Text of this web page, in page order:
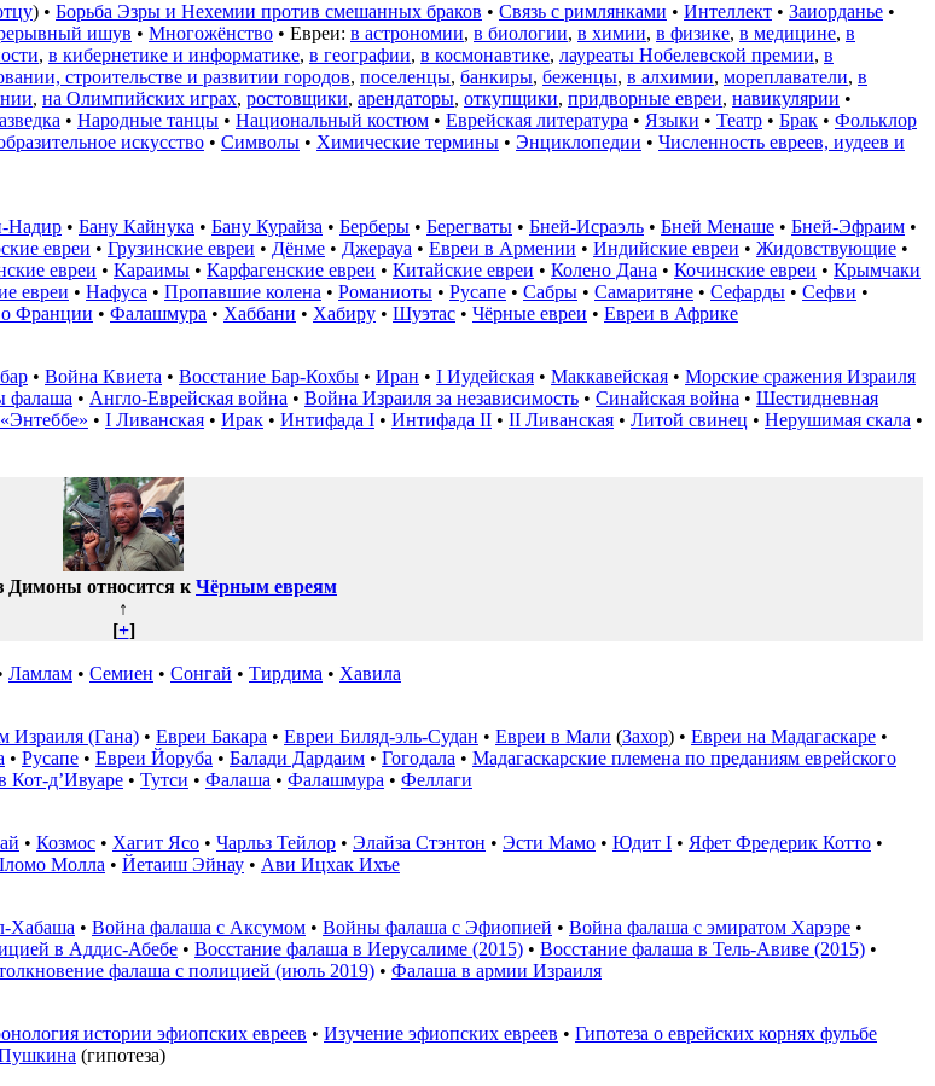
) • Борьба Эзры и Нехемии против смешанных браков • Связь с римлянками • Интеллект • Заиорданье •
ишув • Многожёнство • Евреи: в астрономии, в биологии, в химии, в физике, в медицине, в
, в кибернетике и информатике, в географии, в космонавтике, лауреаты Нобелевской премии, в
строительстве и развитии городов, поселенцы, банкиры, беженцы, в алхимии, мореплаватели, в
, на Олимпийских играх, ростовщики, арендаторы, откупщики, придворные евреи, навикулярии •
• Народные танцы • Национальный костюм • Еврейская литература • Языки • Театр • Брак • Фольклор
искусство • Символы • Химические термины • Энциклопедии • Численность евреев, иудеев и
Надир • Бану Кайнука • Бану Курайза • Берберы • Берегваты • Бней-Исраэль • Бней Менаше • Бней-Эфраим •
евреи • Грузинские евреи • Дёнме • Джерауа • Евреи в Армении • Индийские евреи • Жидовствующие •
евреи • Караимы • Карфагенские евреи • Китайские евреи • Колено Дана • Кочинские евреи • Крымчаки
евреи • Нафуса • Пропавшие колена • Романиоты • Русапе • Сабры • Самаритяне • Сефарды • Сефви •
Франции • Фалашмура • Хаббани • Хабиру • Шуэтас • Чёрные евреи • Евреи в Африке
• Война Квиета • Восстание Бар-Кохбы • Иран • I Иудейская • Маккавейская • Морские сражения Израиля
фалаша • Англо-Еврейская война • Война Израиля за независимость • Синайская война • Шестидневная
«Энтеббе» • I Ливанская • Ирак • Интифада I • Интифада II • II Ливанская • Литой свинец • Нерушимая скала •
Димоны относится к Чёрным евреям
↑
[+]
Ламлам • Семиен • Сонгай • Тирдима • Хавила
Израиля (Гана) • Евреи Бакара • Евреи Биляд-эль-Судан • Евреи в Мали (Захор) • Евреи на Мадагаскаре •
• Русапе • Евреи Йоруба • Балади Дардаим • Гогодала • Мадагаскарские племена по преданиям еврейского
Кот-д’Ивуаре • Тутси • Фалаша • Фалашмура • Феллаги
• Козмос • Хагит Ясо • Чарльз Тейлор • Элайза Стэнтон • Эсти Мамо • Юдит I • Яфет Фредерик Котто •
Молла • Йетаиш Эйнау • Ави Ицхак Ихъе
Хабаша • Война фалаша с Аксумом • Войны фалаша с Эфиопией • Война фалаша с эмиратом Харэре •
в Аддис-Абебе • Восстание фалаша в Иерусалиме (2015) • Восстание фалаша в Тель-Авиве (2015) •
фалаша с полицией (июль 2019) • Фалаша в армии Израиля
истории эфиопских евреев • Изучение эфиопских евреев • Гипотеза о еврейских корнях фульбе
(гипотеза)